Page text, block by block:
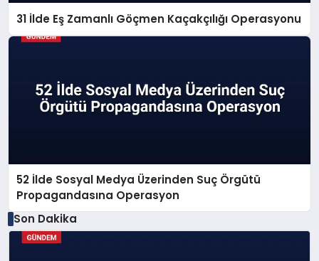
31 İlde Eş Zamanlı Göçmen Kaçakçılığı Operasyonu
52 İlde Sosyal Medya Üzerinden Suç Örgütü
Propagandasına Operasyon
Son Dakika